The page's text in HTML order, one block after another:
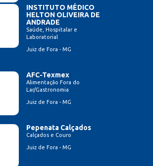
INSTITUTO MÉDICO
HELTON OLIVEIRA DE
ANDRADE
Saúde, Hospitalar e
Laboratorial
Juiz de Fora - MG
AFC-Texmex
Alimentação Fora do
Lar/Gastronomia
Juiz de Fora - MG
Pepenata Calçados
Calçados e Couro
Juiz de Fora - MG